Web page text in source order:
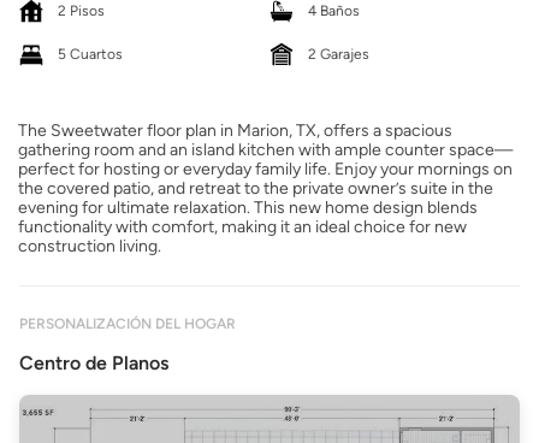
2 Pisos 4 Baños
5 Cuartos 2 Garajes
The Sweetwater floor plan in Marion, TX, offers a spacious
gathering room and an island kitchen with ample counter space—
perfect for hosting or everyday family life. Enjoy your mornings on
the covered patio, and retreat to the private owner’s suite in the
evening for ultimate relaxation. This new home design blends
functionality with comfort, making it an ideal choice for new
construction living.
PERSONALIZACIÓN DEL HOGAR
Centro de Planos